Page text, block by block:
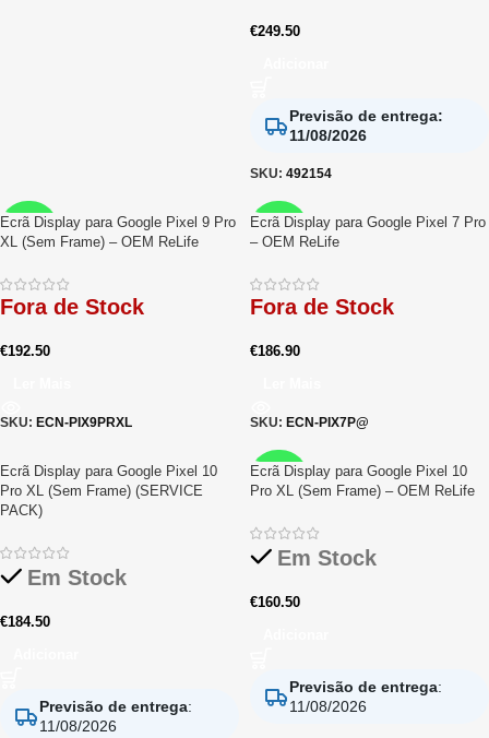
€249.50
Previsão de entrega:
11/08/2026
SKU: 492154
RELIFE
Ecrã Display para Google Pixel 9 Pro
XL (Sem Frame) – OEM ReLife
Fora de Stock
€192.50
SKU: ECN-PIX9PRXL
RELIFE
Ecrã Display para Google Pixel 7 Pro
– OEM ReLife
Fora de Stock
€186.90
SKU: ECN-PIX7P@
Ecrã Display para Google Pixel 10
Pro XL (Sem Frame) (SERVICE
PACK)
Em Stock
€184.50
Previsão de entrega:
11/08/2026
RELIFE
Ecrã Display para Google Pixel 10
Pro XL (Sem Frame) – OEM ReLife
Em Stock
€160.50
Previsão de entrega:
11/08/2026